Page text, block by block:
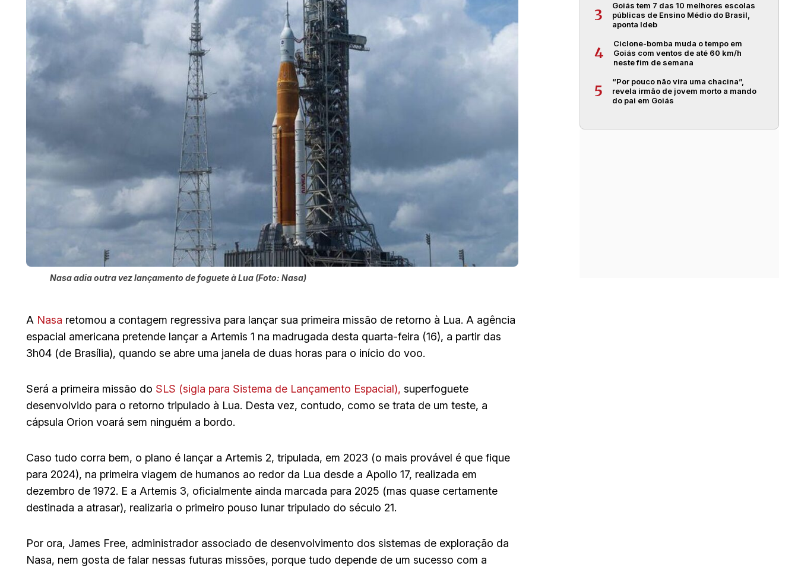
Nasa adia outra vez lançamento de foguete à Lua (Foto: Nasa)
A Nasa retomou a contagem regressiva para lançar sua primeira missão de retorno à Lua. A agência
espacial americana pretende lançar a Artemis 1 na madrugada desta quarta-feira (16), a partir das
3h04 (de Brasília), quando se abre uma janela de duas horas para o início do voo.
Será a primeira missão do SLS (sigla para Sistema de Lançamento Espacial), superfoguete
desenvolvido para o retorno tripulado à Lua. Desta vez, contudo, como se trata de um teste, a
cápsula Orion voará sem ninguém a bordo.
Caso tudo corra bem, o plano é lançar a Artemis 2, tripulada, em 2023 (o mais provável é que fique
para 2024), na primeira viagem de humanos ao redor da Lua desde a Apollo 17, realizada em
dezembro de 1972. E a Artemis 3, oficialmente ainda marcada para 2025 (mas quase certamente
destinada a atrasar), realizaria o primeiro pouso lunar tripulado do século 21.
Por ora, James Free, administrador associado de desenvolvimento dos sistemas de exploração da
Nasa, nem gosta de falar nessas futuras missões, porque tudo depende de um sucesso com a
3
Goiás tem 7 das 10 melhores escolas
públicas de Ensino Médio do Brasil,
aponta Ideb
4
Ciclone-bomba muda o tempo em
Goiás com ventos de até 60 km/h
neste fim de semana
5
“Por pouco não vira uma chacina”,
revela irmão de jovem morto a mando
do pai em Goiás